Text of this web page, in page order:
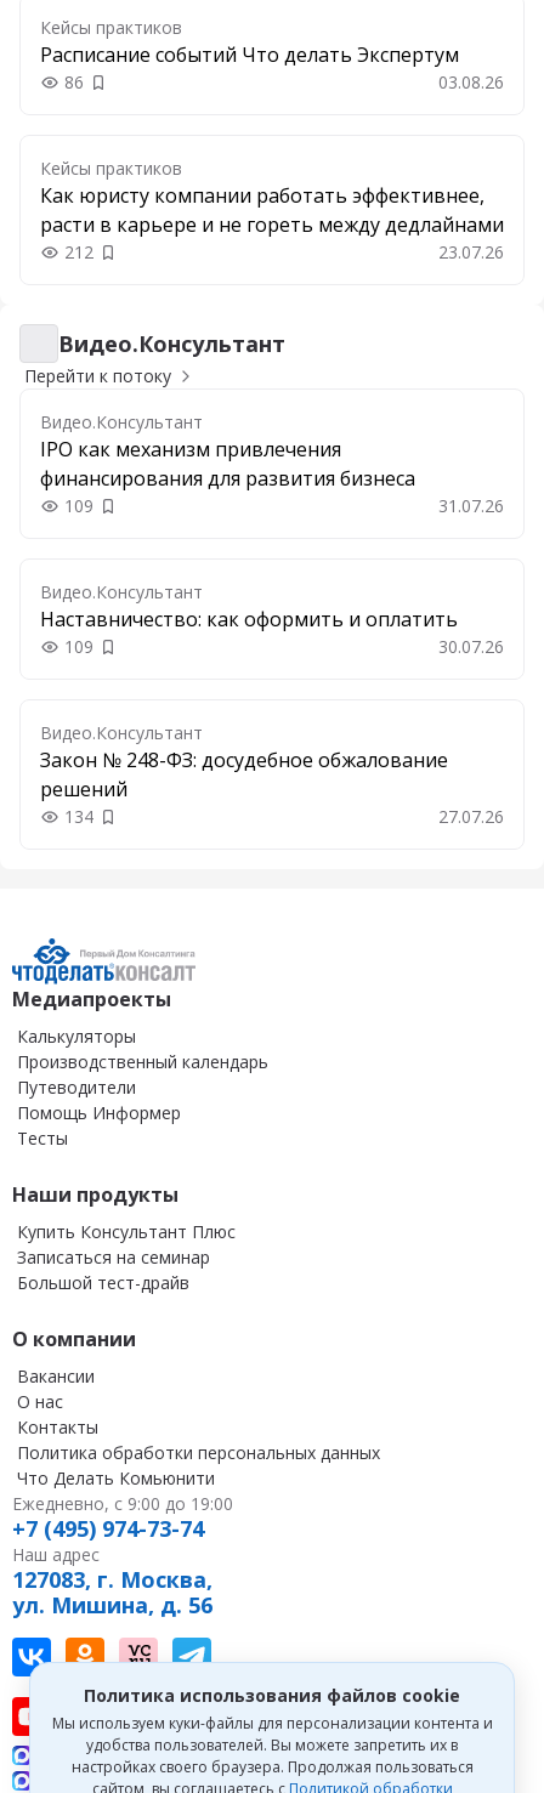
Кейсы практиков
Расписание событий Что делать Экспертум
86 Добавить в закладки 03.08.26
Кейсы практиков
Как юристу компании работать эффективнее,
расти в карьере и не гореть между дедлайнами
212 Добавить в закладки 23.07.26
Видео.Консультант
Видео.Консультант
Перейти к потоку
Видео.Консультант
IPO как механизм привлечения
финансирования для развития бизнеса
109 Добавить в закладки 31.07.26
Видео.Консультант
Наставничество: как оформить и оплатить
109 Добавить в закладки 30.07.26
Видео.Консультант
Закон № 248-ФЗ: досудебное обжалование
решений
134 Добавить в закладки 27.07.26
Политика использования файлов cookie
Мы используем куки-файлы для персонализации контента и
удобства пользователей. Вы можете запретить их в
настройках своего браузера. Продолжая пользоваться
сайтом, вы соглашаетесь с Политикой обработки
Медиапроекты
Калькуляторы
Производственный календарь
Путеводители
Помощь Информер
Тесты
Наши продукты
Купить Консультант Плюс
Записаться на семинар
Большой тест-драйв
О компании
Вакансии
О нас
Контакты
Политика обработки персональных данных
Что Делать Комьюнити
Ежедневно, с 9:00 до 19:00
+7 (495) 974-73-74
Наш адрес
127083, г. Москва,
ул. Мишина, д. 56
Наш канал в Вконтакте
Наш канал на youtube
Наша группа в однокласниках
Наш канал в tenchat
Наш канал на vc
Наш профиль на дзен
Наш канал в Telegram
Что делать Консалт
Что делать Экспертум